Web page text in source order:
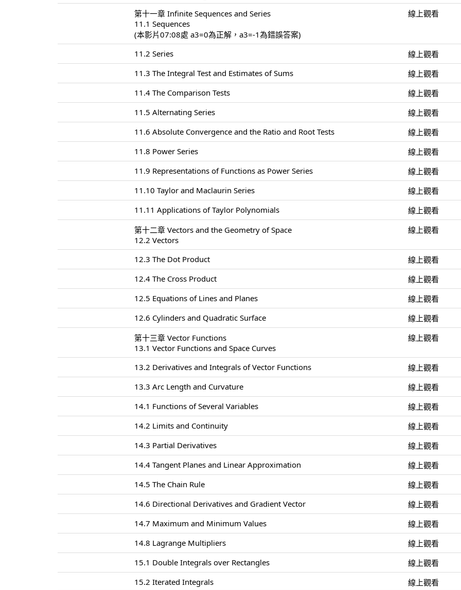
第十一章 Infinite Sequences and Series
11.1 Sequences
(本影片07:08處 a3=0為正解，a3=-1為錯誤答案)
線上觀看
11.2 Series
線上觀看
11.3 The Integral Test and Estimates of Sums
線上觀看
11.4 The Comparison Tests
線上觀看
11.5 Alternating Series
線上觀看
11.6 Absolute Convergence and the Ratio and Root Tests
線上觀看
11.8 Power Series
線上觀看
11.9 Representations of Functions as Power Series
線上觀看
11.10 Taylor and Maclaurin Series
線上觀看
11.11 Applications of Taylor Polynomials
線上觀看
第十二章 Vectors and the Geometry of Space
12.2 Vectors
線上觀看
12.3 The Dot Product
線上觀看
12.4 The Cross Product
線上觀看
12.5 Equations of Lines and Planes
線上觀看
12.6 Cylinders and Quadratic Surface
線上觀看
第十三章 Vector Functions
13.1 Vector Functions and Space Curves
線上觀看
13.2 Derivatives and Integrals of Vector Functions
線上觀看
13.3 Arc Length and Curvature
線上觀看
14.1 Functions of Several Variables
線上觀看
14.2 Limits and Continuity
線上觀看
14.3 Partial Derivatives
線上觀看
14.4 Tangent Planes and Linear Approximation
線上觀看
14.5 The Chain Rule
線上觀看
14.6 Directional Derivatives and Gradient Vector
線上觀看
14.7 Maximum and Minimum Values
線上觀看
14.8 Lagrange Multipliers
線上觀看
15.1 Double Integrals over Rectangles
線上觀看
15.2 Iterated Integrals
線上觀看